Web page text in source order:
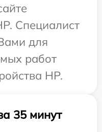
Специалист
для
работ
HP.
35 минут